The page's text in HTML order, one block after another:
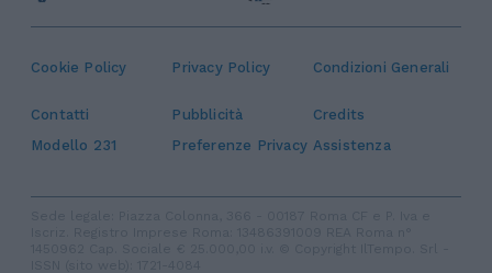
Cookie Policy Privacy Policy Condizioni Generali
Contatti Pubblicità
Credits
Modello 231
Preferenze Privacy Assistenza